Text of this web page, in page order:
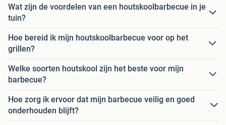
Wat zijn de voordelen van een houtskoolbarbecue in je
tuin?
Hoe bereid ik mijn houtskoolbarbecue voor op het
grillen?
Welke soorten houtskool zijn het beste voor mijn
barbecue?
Hoe zorg ik ervoor dat mijn barbecue veilig en goed
onderhouden blijft?